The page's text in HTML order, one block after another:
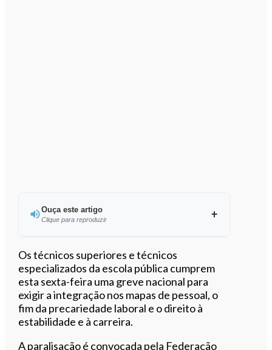
Ouça este artigo
Clique para reproduzir
0:00 /4:51
Os técnicos superiores e técnicos
especializados da escola pública cumprem
esta sexta-feira uma greve nacional para
exigir a integração nos mapas de pessoal, o
fim da precariedade laboral e o direito à
estabilidade e à carreira.
A paralisação é convocada pela Federação